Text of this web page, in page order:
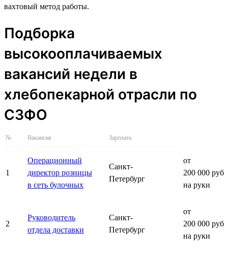
вахтовый метод работы.
Подборка
высокооплачиваемых
вакансий недели в
хлебопекарной отрасли по
СЗФО
№ Вакансия Зарплата
1
Операционный
директор розницы
в сеть булочных
Санкт-
Петербург
от
200 000 руб.
на руки
2
Руководитель
отдела доставки
Санкт-
Петербург
от
200 000 руб.
на руки